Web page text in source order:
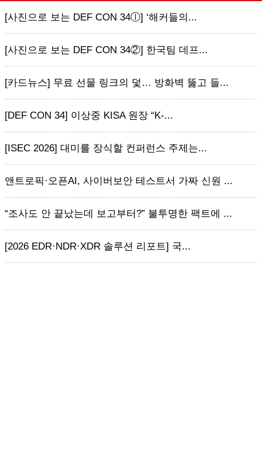
[사진으로 보는 DEF CON 34ⓛ] ‘해커들의...
[사진으로 보는 DEF CON 34②] 한국팀 데프...
[카드뉴스] 무료 선물 링크의 덫… 방화벽 뚫고 들...
[DEF CON 34] 이상중 KISA 원장 “K-...
[ISEC 2026] 대미를 장식할 컨퍼런스 주제는...
앤트로픽·오픈AI, 사이버보안 테스트서 가짜 신원 ...
“조사도 안 끝났는데 보고부터?” 불투명한 팩트에 ...
[2026 EDR·NDR·XDR 솔루션 리포트] 국...